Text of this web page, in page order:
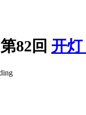
第82回 开灯